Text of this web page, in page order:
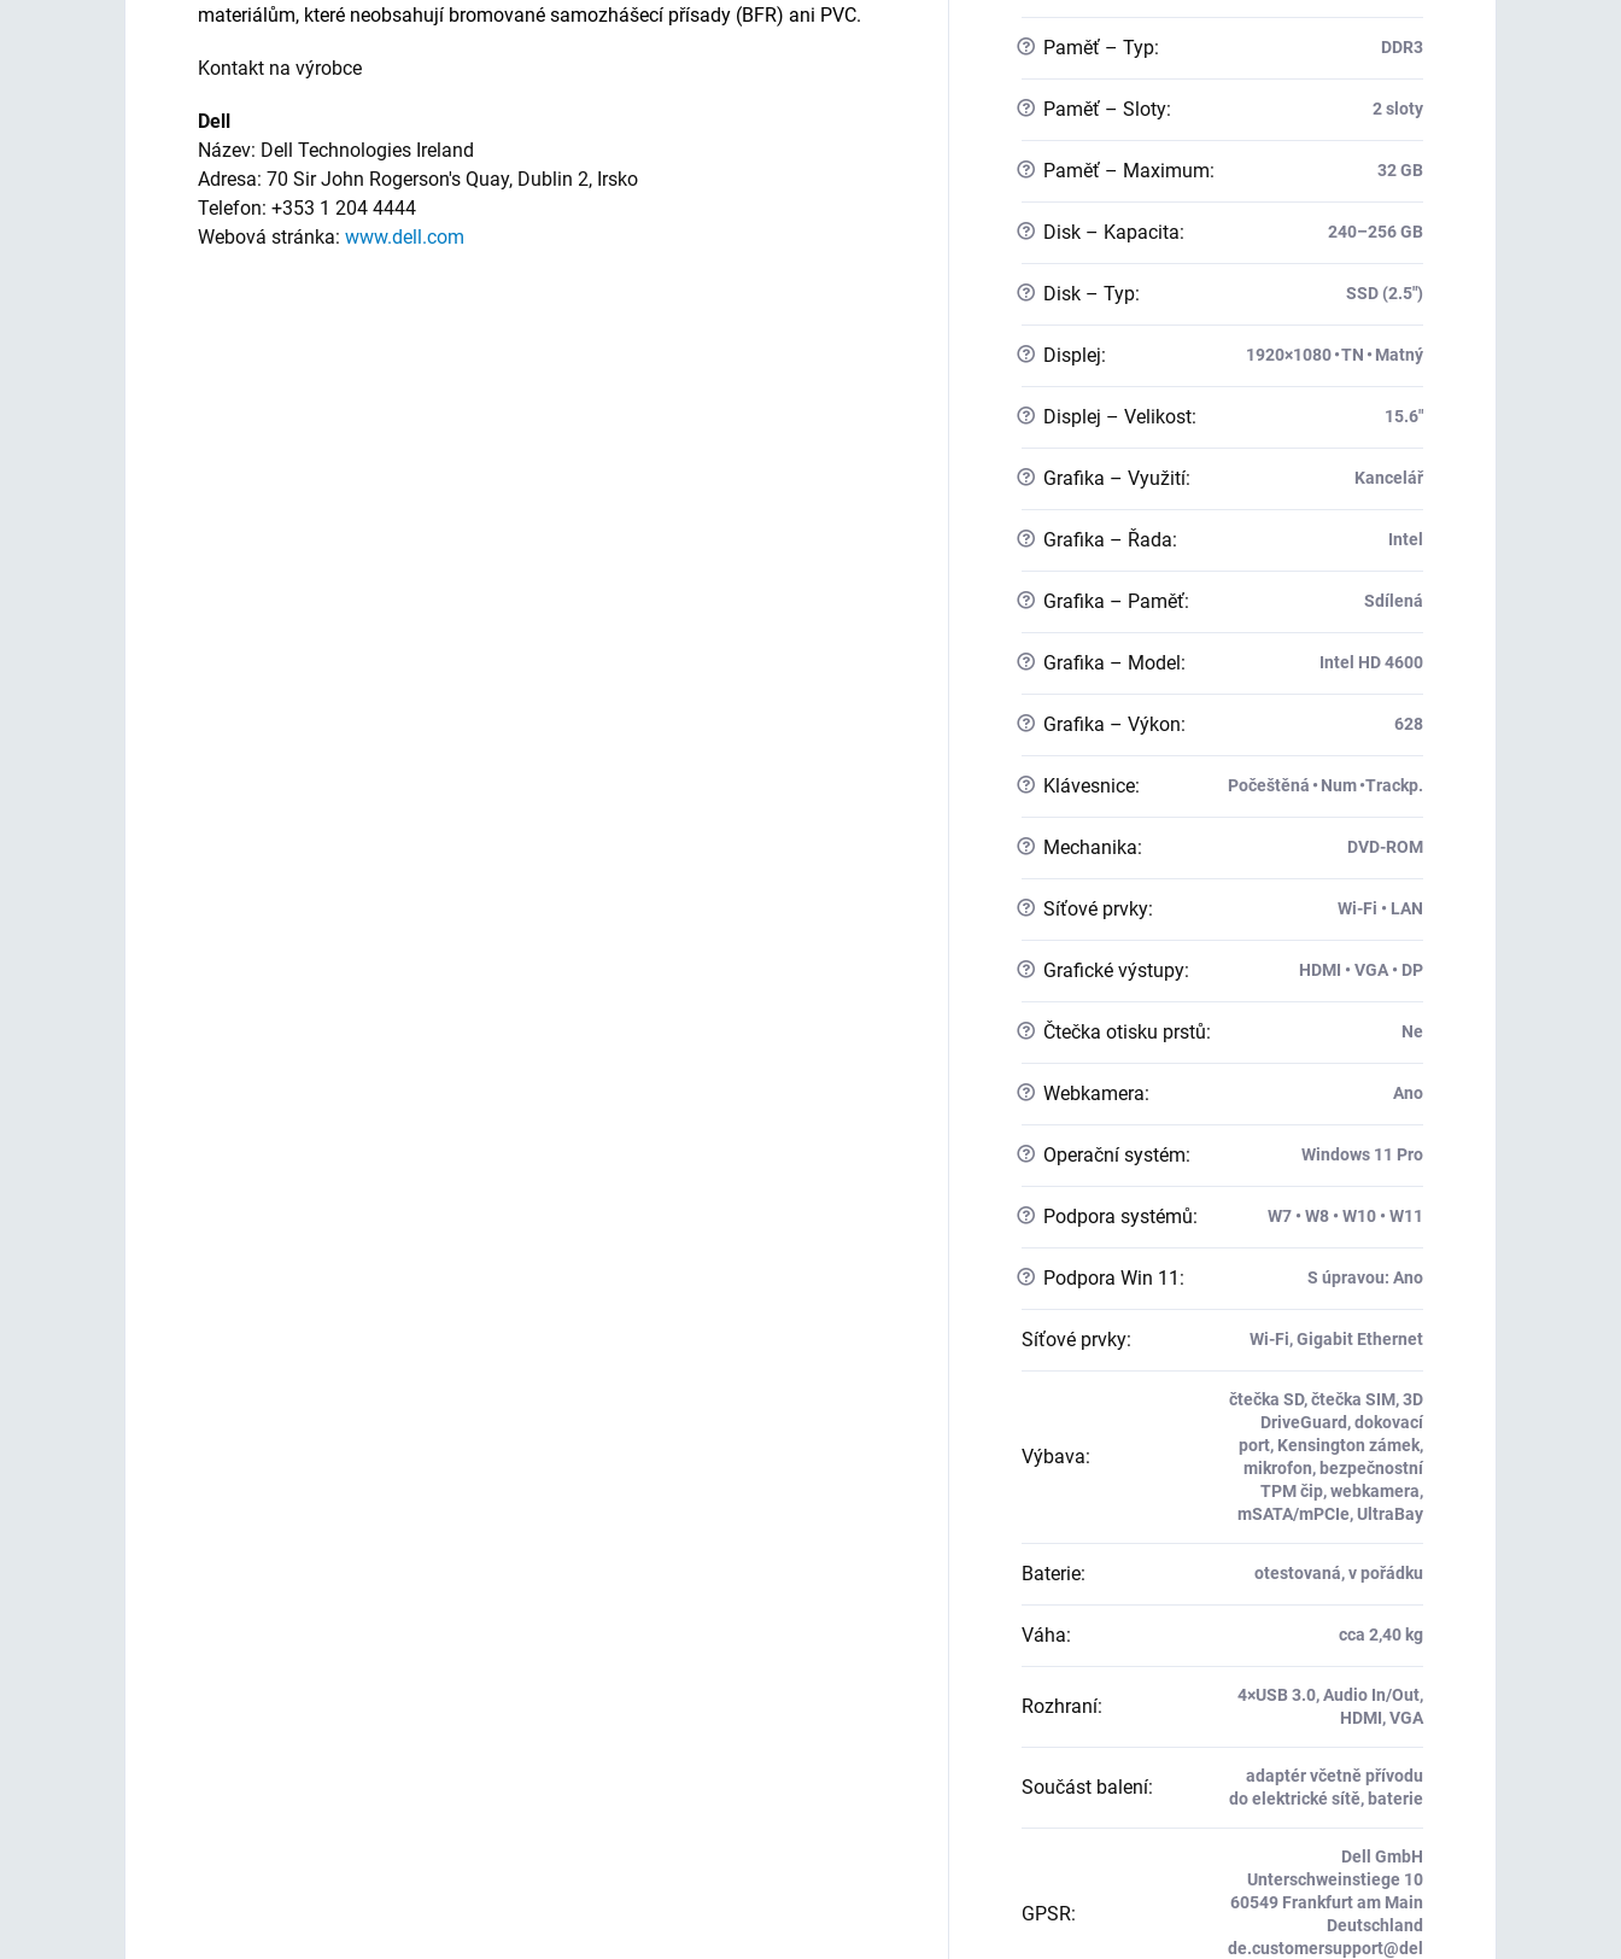
materiálům, které neobsahují bromované samozhášecí přísady (BFR) ani PVC.
Kontakt na výrobce
Dell
Název: Dell Technologies Ireland
Adresa: 70 Sir John Rogerson's Quay, Dublin 2, Irsko
Telefon: +353 1 204 4444
Webová stránka: www.dell.com
? Paměť – Typ: DDR3
? Paměť – Sloty: 2 sloty
? Paměť – Maximum: 32 GB
? Disk – Kapacita: 240–256 GB
? Disk – Typ: SSD (2.5")
? Displej: 1920×1080 • TN • Matný
? Displej – Velikost: 15.6"
? Grafika – Využití: Kancelář
? Grafika – Řada: Intel
? Grafika – Paměť: Sdílená
? Grafika – Model : Intel HD 4600
? Grafika – Výkon: 628
? Klávesnice: Počeštěná • Num •Trackp.
? Mechanika: DVD-ROM
? Síťové prvky: Wi-Fi • LAN
? Grafické výstupy: HDMI • VGA • DP
? Čtečka otisku prstů: Ne
? Webkamera: Ano
? Operační systém: Windows 11 Pro
? Podpora systémů: W7 • W8 • W10 • W11
? Podpora Win 11 : S úpravou: Ano
Síťové prvky: Wi-Fi, Gigabit Ethernet
Výbava:
čtečka SD, čtečka SIM, 3D
DriveGuard, dokovací
port, Kensington zámek,
mikrofon, bezpečnostní
TPM čip, webkamera,
mSATA/mPCIe, UltraBay
Baterie: otestovaná, v pořádku
Váha: cca 2,40 kg
Rozhraní:
4×USB 3.0, Audio In/Out,
HDMI, VGA
Součást balení:
adaptér včetně přívodu
do elektrické sítě, baterie
GPSR:
Dell GmbH
Unterschweinstiege 10
60549 Frankfurt am Main
Deutschland
de.customersupport@del